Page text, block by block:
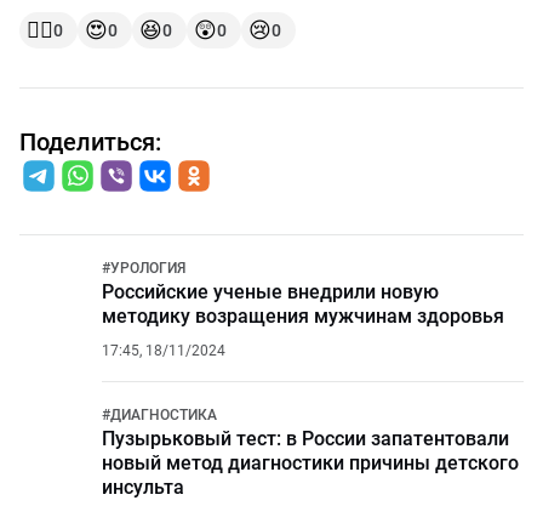
👍🏻0 😍0 😆0 😲0 😢0
Поделиться:
#УРОЛОГИЯ
Российские ученые внедрили новую
методику возращения мужчинам здоровья
17:45, 18/11/2024
#ДИАГНОСТИКА
Пузырьковый тест: в России запатентовали
новый метод диагностики причины детского
инсульта